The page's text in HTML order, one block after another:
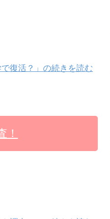
復活？」の続きを読む
！